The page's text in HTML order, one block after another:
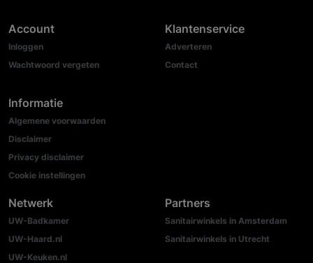
Account
Inloggen
Wachtwoord vergeten
Informatie
Algemene voorwaarden
Disclaimer
Privacy disclaimer
Cookie instellingen
Klantenservice
Adverteren
Contact
Netwerk
UW-Badkamer
UW-Haard.nl
UW-Keuken.nl
Partners
Sanitairwinkels in Amsterdam
Sanitairwinkels in Utrecht